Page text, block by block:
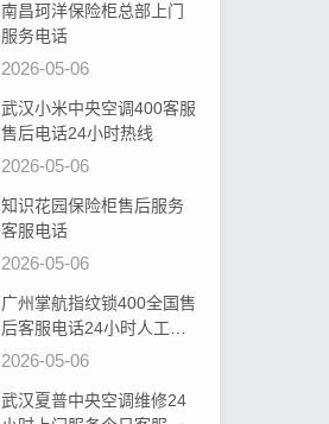
南昌珂洋保险柜总部上门
服务电话
2026-05-06
武汉小米中央空调400客服
售后电话24小时热线
2026-05-06
知识花园保险柜售后服务
客服电话
2026-05-06
广州掌航指纹锁400全国售
后客服电话24小时人工电
话
2026-05-06
武汉夏普中央空调维修24